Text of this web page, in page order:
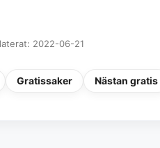
2022-06-21
Gratissaker Nästan gratis